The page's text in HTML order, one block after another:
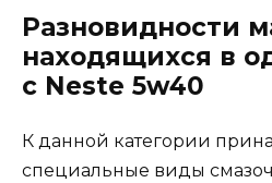
Разновидности
находящихся в
с Neste 5w40
К данной категории
специальные виды